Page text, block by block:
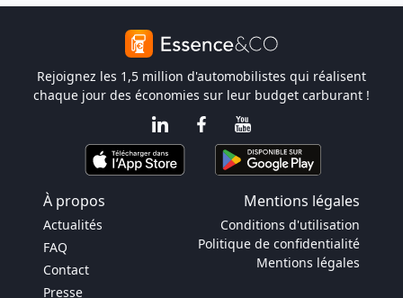
Rejoignez les 1,5 million d'automobilistes qui réalisent
chaque jour des économies sur leur budget carburant !
À propos Mentions légales
Actualités
FAQ
Contact
Presse
Conditions d'utilisation
Politique de confidentialité
Mentions légales